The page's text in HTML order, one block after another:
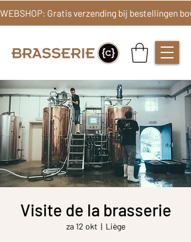
Visite de la brasserie
za 12 okt
  |
Liège